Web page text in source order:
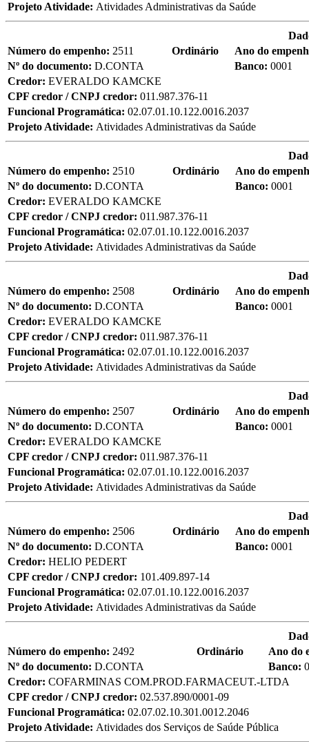
Projeto Atividade: Atividades Administrativas da Saúde
Número do empenho: 2511 Ordinário
Ano do
Nº do documento: D.CONTA Banco: 0001
Credor: EVERALDO KAMCKE
CPF credor / CNPJ credor: 011.987.376-11
Funcional Programática: 02.07.01.10.122.0016.2037
Projeto Atividade: Atividades Administrativas da Saúde
Número do empenho: 2510 Ordinário
Ano do
Nº do documento: D.CONTA Banco: 0001
Credor: EVERALDO KAMCKE
CPF credor / CNPJ credor: 011.987.376-11
Funcional Programática: 02.07.01.10.122.0016.2037
Projeto Atividade: Atividades Administrativas da Saúde
Número do empenho: 2508 Ordinário
Ano do
Nº do documento: D.CONTA Banco: 0001
Credor: EVERALDO KAMCKE
CPF credor / CNPJ credor: 011.987.376-11
Funcional Programática: 02.07.01.10.122.0016.2037
Projeto Atividade: Atividades Administrativas da Saúde
Número do empenho: 2507 Ordinário
Ano do
Nº do documento: D.CONTA Banco: 0001
Credor: EVERALDO KAMCKE
CPF credor / CNPJ credor: 011.987.376-11
Funcional Programática: 02.07.01.10.122.0016.2037
Projeto Atividade: Atividades Administrativas da Saúde
Número do empenho: 2506 Ordinário
Ano do
Nº do documento: D.CONTA Banco: 0001
Credor: HELIO PEDERT
CPF credor / CNPJ credor: 101.409.897-14
Funcional Programática: 02.07.01.10.122.0016.2037
Projeto Atividade: Atividades Administrativas da Saúde
Número do empenho: 2492 Ordinário
Ano do
Nº do documento: D.CONTA Banco:
Credor: COFARMINAS COM.PROD.FARMACEUT.-LTDA
CPF credor / CNPJ credor: 02.537.890/0001-09
Funcional Programática: 02.07.02.10.301.0012.2046
Projeto Atividade: Atividades dos Serviços de Saúde Pública